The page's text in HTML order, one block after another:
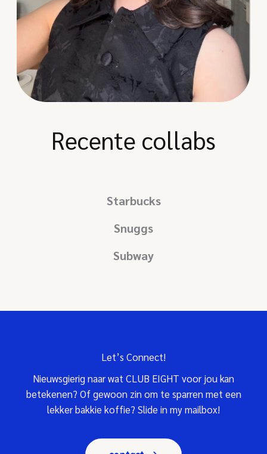
Recente collabs
Starbucks
Snuggs
Subway
Let’s Connect!
Nieuwsgierig naar wat CLUB EIGHT voor jou kan
betekenen? Of gewoon zin om te sparren met een
lekker bakkie koffie? Slide in my mailbox!